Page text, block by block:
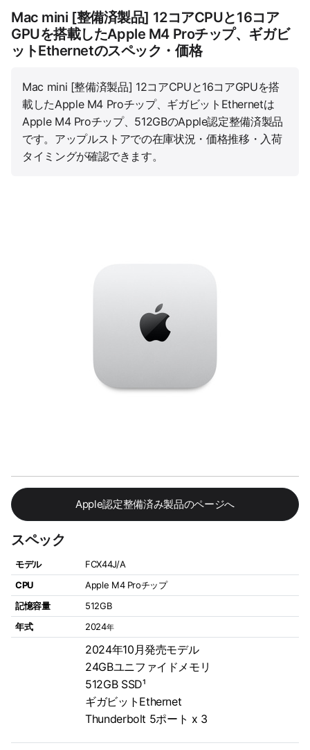
Mac mini [整備済製品] 12コアCPUと16コア
GPUを搭載したApple M4 Proチップ、ギガビ
ットEthernetのスペック・価格
Mac mini [整備済製品] 12コアCPUと16コアGPUを搭
載したApple M4 Proチップ、ギガビットEthernetは
Apple M4 Proチップ、512GBのApple認定整備済製品
です。アップルストアでの在庫状況・価格推移・入荷
タイミングが確認できます。
Apple認定整備済み製品のページへ
スペック
モデル
FCX44J/A
CPU
Apple M4 Proチップ
記憶容量
512GB
年式
2024年
2024年10月発売モデル
24GBユニファイドメモリ
512GB SSD¹
ギガビットEthernet
Thunderbolt 5ポート x 3